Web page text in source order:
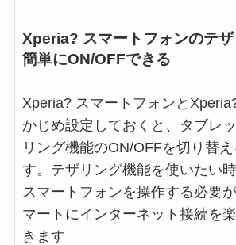
Xperia? スマートフォンのテ
簡単にON/OFFできる
Xperia? スマートフォンと
かじめ設定しておくと、タブレ
リング機能のON/OFFを切り替
す。テザリング機能を使いたい
スマートフォンを操作する必要
マートにインターネット接続を
きます